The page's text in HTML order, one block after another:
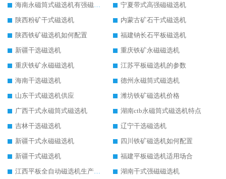
海南永磁筒式磁选机有强磁的吗
宁夏带式高强磁磁选机
陕西粉矿干式磁选机
内蒙古矿石干式磁选机
陕西铁矿磁选机如何配置
福建钠长石平板磁选机
新疆干选磁选机
重庆铁矿永磁磁选机
重庆铁矿永磁磁选机
江苏平板磁选机的参数
海南干选磁选机
德州永磁筒式磁选机
山东干式磁选机供应
潍坊铁矿磁选机价格
广西干式永磁筒式磁选机
湖南ctb永磁筒式磁选机特点
吉林干选磁选机
辽宁干选磁选机
新疆干式永磁磁选机
四川铁矿磁选机如何配置
新疆干式磁选机
福建平板磁选机适用场合
江西平板全自动磁选机生产厂家
湖南干式强磁磁选机